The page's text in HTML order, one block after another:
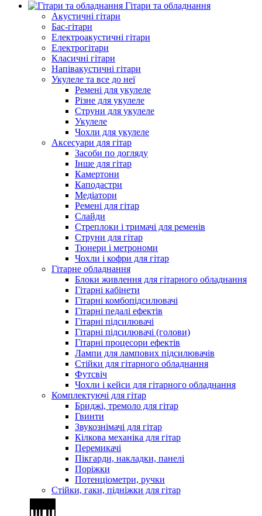
Гітари та обладнання
Акустичні гітари
Бас-гітари
Електроакустичні гітари
Електрогітари
Класичні гітари
Напівакустичні гітари
Укулеле та все до неї
Ремені для укулеле
Різне для укулеле
Струни для укулеле
Укулеле
Чохли для укулеле
Аксесуари для гітар
Засоби по догляду
Інше для гітар
Камертони
Каподастри
Медіатори
Ремені для гітар
Слайди
Стреплоки і тримачі для ременів
Струни для гітар
Тюнери і метрономи
Чохли і кофри для гітар
Гітарне обладнання
Блоки живлення для гітарного обладнання
Гітарні кабінети
Гітарні комбопідсилювачі
Гітарні педалі ефектів
Гітарні підсилювачі
Гітарні підсилювачі (голови)
Гітарні процесори ефектів
Лампи для лампових підсилювачів
Стійки для гітарного обладнання
Футсвіч
Чохли і кейси для гітарного обладнання
Комплектуючі для гітар
Бриджі, тремоло для гітар
Гвинти
Звукознімачі для гітар
Кілкова механіка для гітар
Перемикачі
Пікгарди, накладки, панелі
Поріжки
Потенціометри, ручки
Стійки, гаки, підніжки для гітар